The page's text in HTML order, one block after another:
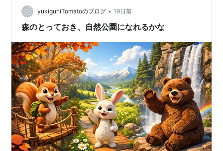
yukiguniTomatoのブログ • 19日前
森のとっておき、自然公園になれるかな